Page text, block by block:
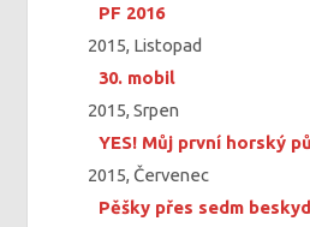
PF 2016
2015, Listopad
30. mobil
2015, Srpen
YES! Můj první horský
2015, Červenec
Pěšky přes sedm